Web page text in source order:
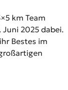
km Team
2025 dabei.
Bestes im